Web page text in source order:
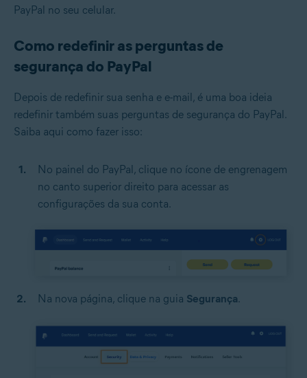
PayPal no seu celular.
Como redefinir as perguntas de
segurança do PayPal
Depois de redefinir sua senha e e-mail, é uma boa ideia
redefinir também suas perguntas de segurança do PayPal.
Saiba aqui como fazer isso:
No painel do PayPal, clique no ícone de engrenagem
no canto superior direito para acessar as
configurações da sua conta.
Na nova página, clique na guia Segurança.